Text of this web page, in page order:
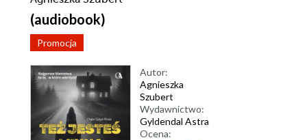
(audiobook)
Promocja
Autor:
Agnieszka
Szubert
Wydawnictwo:
Gyldendal Astra
Ocena: